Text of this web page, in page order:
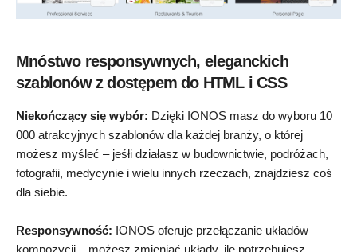
Mnóstwo responsywnych, eleganckich
szablonów z dostępem do HTML i CSS
Niekończący się wybór: Dzięki IONOS masz do wyboru 10
000 atrakcyjnych szablonów dla każdej branży, o której
możesz myśleć – jeśłi działasz w budownictwie, podróżach,
fotografii, medycynie i wielu innych rzeczach, znajdziesz coś
dla siebie.
Responsywność: IONOS oferuje przełączanie układów
kompozycji – możesz zmieniać układy, ile potrzebujesz,